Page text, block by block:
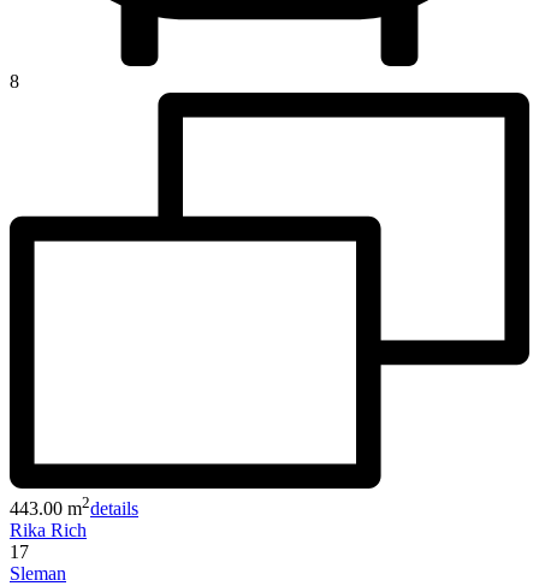
8
443.00 m2details
Rika Rich
17
Sleman